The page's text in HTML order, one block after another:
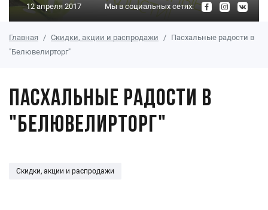
12 апреля 2017 Мы в социальных сетях:
Главная Скидки, акции и распродажи
Пасхальные радости в
"Белювелирторг"
Пасхальные радости в
"Белювелирторг"
Скидки, акции и распродажи